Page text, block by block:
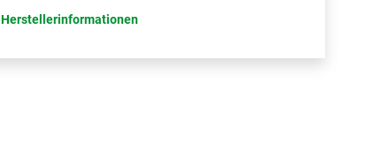
Herstellerinformationen